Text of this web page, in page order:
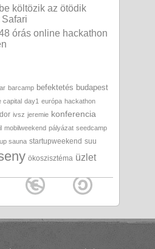
költözik az ötödik
órás online hackathon
barcamp befektetés budapest
capital day1 európa hackathon
ivsz jeremie konferencia
mobilweekend pályázat seedcamp
sauna startupweekend suu
ökoszisztéma üzlet